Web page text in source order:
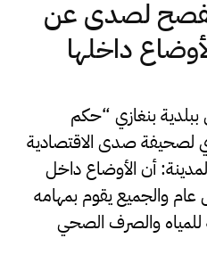
يفصح لصدى عن
داخلها
بنغازي “حكم
لصحيفة صدى الاقتصادية
أن الأوضاع داخل
والجميع يقوم بمهامه
للمياه والصرف الصحي